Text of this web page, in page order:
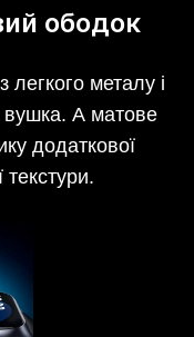
ободок
легкого металу і
вушка. А матове
додаткової
текстури.